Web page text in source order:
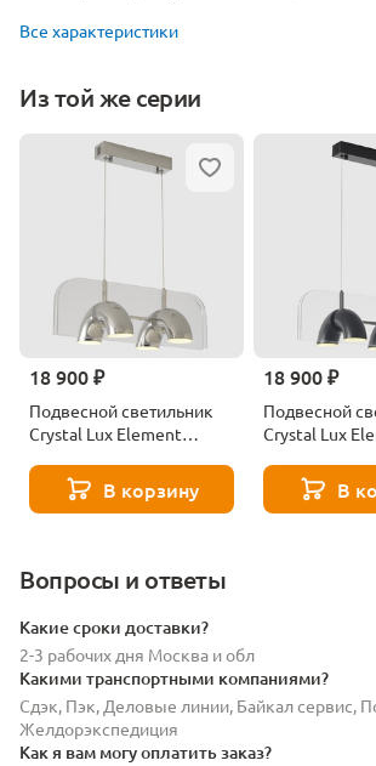
Все характеристики
Из той же серии
18 900 ₽
Подвесной светильник
Crystal Lux Element
В корзину
18 900 ₽
Подвесной
Crystal Lux
В
Вопросы и ответы
Какие сроки доставки?
2-3 рабочих дня Москва и обл
Какими транспортными компаниями?
Сдэк, Пэк, Деловые линии, Байкал сервис,
Желдорэкспедиция
Как я вам могу оплатить заказ?